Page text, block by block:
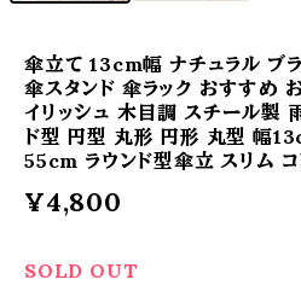
傘立て 13cm幅 ナチュラル ブラ
傘スタンド 傘ラック おすすめ
イリッシュ 木目調 スチール製
ド型 円型 丸形 円形 丸型 幅
55cm ラウンド型傘立 スリム
¥4,800
SOLD OUT